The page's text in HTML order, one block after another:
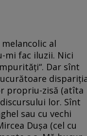
al
mi fac iluzii. Nici
Dar sînt
propriu-zisă (atîta
lor. Sînt
sau cu vechi
Dușa (cel cu